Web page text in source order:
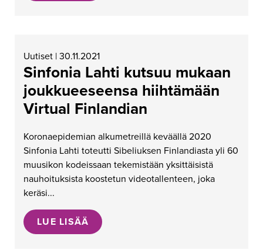
Uutiset | 30.11.2021
Sinfonia Lahti kutsuu mukaan
joukkueeseensa hiihtämään
Virtual Finlandian
Koronaepidemian alkumetreillä keväällä 2020
Sinfonia Lahti toteutti Sibeliuksen Finlandiasta yli 60
muusikon kodeissaan tekemistään yksittäisistä
nauhoituksista koostetun videotallenteen, joka
keräsi...
LUE LISÄÄ